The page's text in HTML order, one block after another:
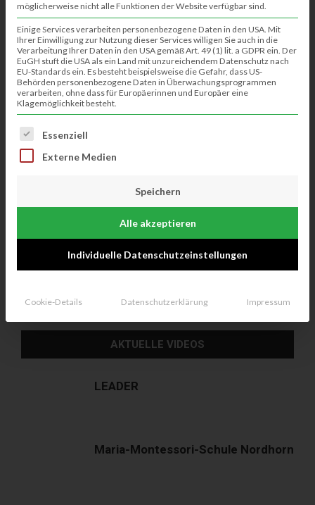
Alle klausheider Bürger und Bürgerinnen sind herzlich zum
Familiengottesdienst am 3.5.2022 um 16:30 Uhr vor der KiTa
AKTUELLE VIDEOS
LEADER
Maria-Montessori-Schule Nordhorn
möglicherweise nicht alle Funktionen der Website verfügbar sind.
Einige Services verarbeiten personenbezogene Daten in den USA. Mit
Ihrer Einwilligung zur Nutzung dieser Services willigen Sie auch in die
Verarbeitung Ihrer Daten in den USA gemäß Art. 49 (1) lit. a GDPR ein. Der
EuGH stuft die USA als ein Land mit unzureichendem Datenschutz nach
EU-Standards ein. Es besteht beispielsweise die Gefahr, dass US-
Behörden personenbezogene Daten in Überwachungsprogrammen
verarbeiten, ohne dass für Europäerinnen und Europäer eine
Klagemöglichkeit besteht.
Es folgt eine Liste der Service-Gruppen, für die eine
Essenziell
Externe Medien
Speichern
Alle akzeptieren
Individuelle Datenschutzeinstellungen
Cookie-Details Datenschutzerklärung Impressum